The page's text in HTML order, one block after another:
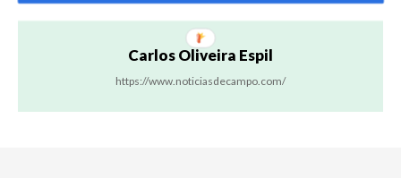
Carlos Oliveira Espil
https://www.noticiasdecampo.com/